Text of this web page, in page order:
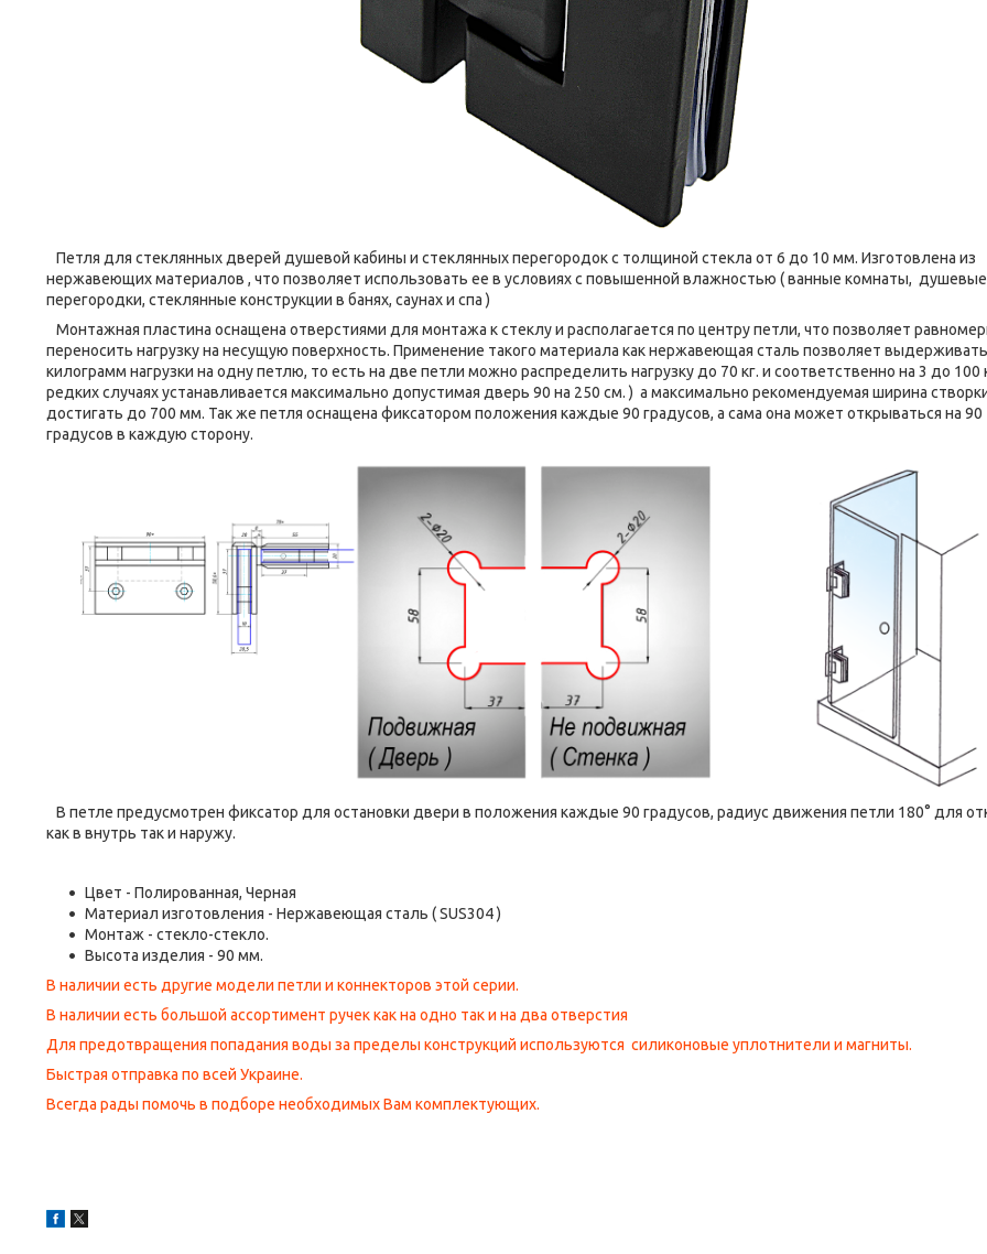
Петля для стеклянных дверей душевой кабины и стеклянных перегородок с толщиной стекла от 6 до 10 мм. Изготовлена из
нержавеющих материалов , что позволяет использовать ее в условиях с повышенной влажностью ( ванные комнаты, душевые
перегородки, стеклянные конструкции в банях, саунах и спа )
Монтажная пластина оснащена отверстиями для монтажа к стеклу и располагается по центру петли, что позволяет
переносить нагрузку на несущую поверхность. Применение такого материала как нержавеющая сталь позволяет
килограмм нагрузки на одну петлю, то есть на две петли можно распределить нагрузку до 70 кг. и соответственно на 3 до 100
редких случаях устанавливается максимально допустимая дверь 90 на 250 см. ) а максимально рекомендуемая ширина
достигать до 700 мм. Так же петля оснащена фиксатором положения каждые 90 градусов, а сама она может открываться на 90
градусов в каждую сторону.
В петле предусмотрен фиксатор для остановки двери в положения каждые 90 градусов, радиус движения петли 180° для
как в внутрь так и наружу.
Цвет - Полированная, Черная
Материал изготовления - Нержавеющая сталь ( SUS304 )
Монтаж - стекло-стекло.
Высота изделия - 90 мм.
В наличии есть другие модели петли и коннекторов этой серии.
В наличии есть большой ассортимент ручек как на одно так и на два отверстия
Для предотвращения попадания воды за пределы конструкций используются силиконовые уплотнители и магниты.
Быстрая отправка по всей Украине.
Всегда рады помочь в подборе необходимых Вам комплектующих.